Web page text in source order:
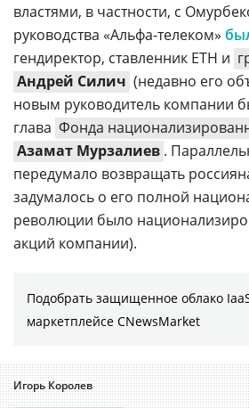
властями, в частности, с
руководства «Альфа-телеком»
гендиректор, ставленник ETH и
Андрей Силич (недавно его
новым руководитель компании
глава Фонда
Азамат Мурзалиев .
передумало возвращать
задумалось о его полной
революции было
акций компании).
Подобрать защищенное облако
маркетплейсе CNewsMarket
Игорь Королев